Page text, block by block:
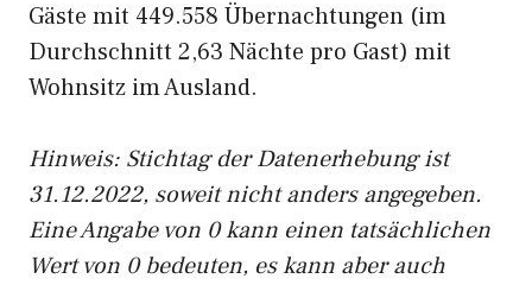
Gäste mit 449.558 Übernachtungen (im
Durchschnitt 2,63 Nächte pro Gast) mit
Wohnsitz im Ausland.
Hinweis: Stichtag der Datenerhebung ist
31.12.2022, soweit nicht anders angegeben.
Eine Angabe von 0 kann einen tatsächlichen
Wert von 0 bedeuten, es kann aber auch